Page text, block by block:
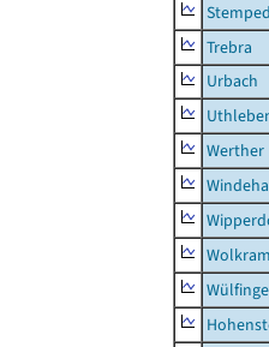
Trebra
Urbach
Werther